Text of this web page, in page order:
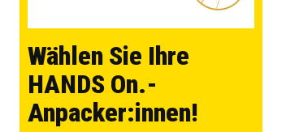
Wählen Sie Ihre
HANDS On.-
Anpacker:innen!